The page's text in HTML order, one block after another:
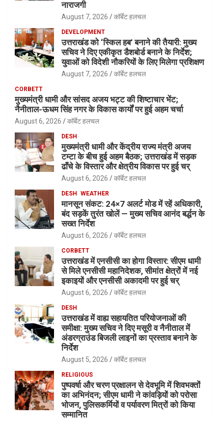
नाराजगी
August 7, 2026 कॉर्बेट हलचल
DEVELOPMENT
उत्तराखंड को ‘स्किल हब’ बनाने की तैयारी: मुख्य
सचिव ने दिए एकीकृत डैशबोर्ड बनाने के निर्देश;
युवाओं को विदेशी नौकरियों के लिए मिलेगा प्रशिक्षण
August 7, 2026 कॉर्बेट हलचल
CORBETT
मुख्यमंत्री धामी और सांसद अजय भट्ट की शिष्टाचार भेंट;
नैनीताल-ऊधम सिंह नगर के विकास कार्यों पर हुई अहम चर्चा
August 6, 2026 कॉर्बेट हलचल
DESH
मुख्यमंत्री धामी और केंद्रीय राज्य मंत्री अजय
टम्टा के बीच हुई अहम बैठक; उत्तराखंड में सड़क
ढाँचे के विस्तार और क्षेत्रीय विकास पर हुई चर्
August 6, 2026 कॉर्बेट हलचल
DESH WEATHER
मानसून संकट: 24×7 अलर्ट मोड में रहें अधिकारी,
बंद सड़कें तुरंत खोलें — मुख्य सचिव आनंद बर्द्धन के
सख्त निर्देश
August 6, 2026 कॉर्बेट हलचल
CORBETT
उत्तराखंड में एनसीसी का होगा विस्तार: सीएम धामी
से मिले एनसीसी महानिदेशक, सीमांत क्षेत्रों में नई
इकाइयों और एनसीसी अकादमी पर हुई चर्
August 6, 2026 कॉर्बेट हलचल
DESH
उत्तराखंड में वाह्य सहायतित परियोजनाओं की
समीक्षा: मुख्य सचिव ने दिए मसूरी व नैनीताल में
अंडरग्राउंड बिजली लाइनों का प्रस्ताव बनाने के
निर्देश
August 5, 2026 कॉर्बेट हलचल
RELIGIOUS
पुष्पवर्षा और चरण प्रक्षालन से देवभूमि में शिवभक्तों
का अभिनंदन; सीएम धामी ने कांवड़ियों को परोसा
भोजन, पुलिसकर्मियों व पर्यावरण मित्रों को किया
सम्मानित